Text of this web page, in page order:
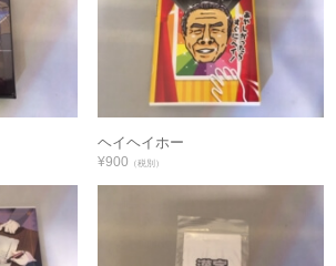
ヘイヘイホー
¥900 （税別）